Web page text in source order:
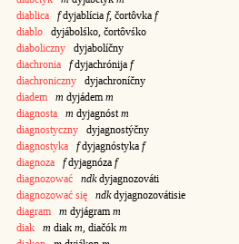
diablica
fdyjablícia f, čortôvka f
diablo dyjábolśko, čortôvśko
diaboliczny dyjabolíčny
diachronia
fdyjachrónija f
diachroniczny dyjachroníčny
diadem
m dyjádem m
diagnosta
m dyjagnóst m
diagnostyczny dyjagnostýčny
diagnostyka
fdyjagnóstyka f
diagnoza
fdyjagnóza f
diagnozować
ndkdyjagnozováti
diagnozować się
ndkdyjagnozovátisie
diagram
m dyjágram m
diak
m diak m , diačók m